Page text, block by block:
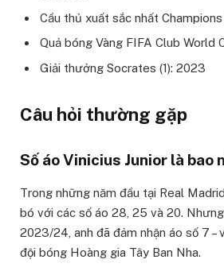
Cầu thủ xuất sắc nhất
Quả bóng Vàng FIFA Club World
Giải thưởng Socrates (1): 2023
Câu hỏi thường gặp
Số áo Vinicius Junior là bao
Trong những năm đầu tại Real
bó với các số áo 28, 25 và 20.
2023/24, anh đã đảm nhận áo số 7 –
đội bóng Hoàng gia Tây Ban Nha.